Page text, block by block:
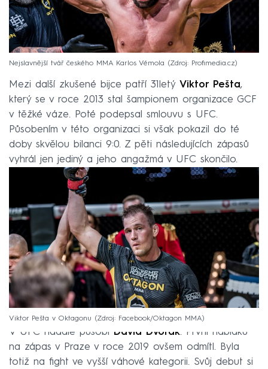
Nejslavnější tvář českého MMA Karlos Vémola Zdroj: Profimedia.cz
Mezi další zkušené bijce patří 31letý Viktor Pešta,
který se v roce 2013 stal šampionem organizace GCF
v těžké váze. Poté podepsal smlouvu s UFC.
Působením v této organizaci si však pokazil do té
doby skvělou bilanci 9:0. Z pěti následujících zápasů
vyhrál jen jediný a jeho angažmá v UFC skončilo.
Viktor Pešta v Oktagonu Zdroj: Facebook/Oktagon MMA
V UFC nadále působí David Dvořák. První nabídku
na zápas v Praze v roce 2019 ovšem odmítl. Byla
totiž na fight ve vyšší váhové kategorii. Svůj debut si